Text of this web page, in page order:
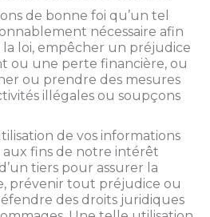
de bonne foi qu’un tel
nécessaire afin
la loi, empêcher un préjudice
ou une perte financière, ou
ou prendre des mesures
illégales ou soupçons
de vos informations
fins de notre intérêt
tiers pour assurer la
prévenir tout préjudice ou
des droits juridiques